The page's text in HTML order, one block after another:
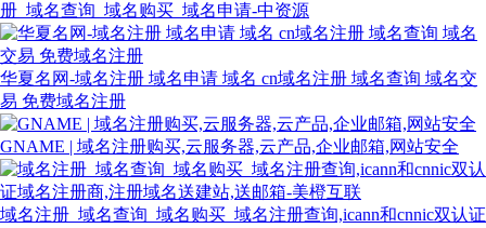
册_域名查询_域名购买_域名申请-中资源
华夏名网-域名注册 域名申请 域名 cn域名注册 域名查询 域名交
易 免费域名注册
GNAME | 域名注册购买,云服务器,云产品,企业邮箱,网站安全
域名注册_域名查询_域名购买_域名注册查询,icann和cnnic双认证